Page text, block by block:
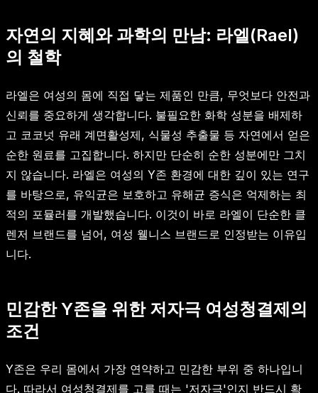
자연의 지혜와 과학의 만남: 라엘(Rael)
의 철학
라엘은 여성의 몸에 직접 닿는 제품인 만큼, 무엇보다 안전과
신뢰를 중요하게 생각합니다. 불필요한 화학 성분을 배제하
고 코코넛 유래 계면활성제, 식물성 추출물 등 자연에서 얻은
순한 원료를 고집합니다. 하지만 단순히 순한 성분에만 그치
지 않습니다. 라엘은 여성의 Y존 환경에 대한 깊이 있는 연구
를 바탕으로, 유익균은 보호하고 유해균 증식은 억제하는 최
적의 포뮬러를 개발했습니다. 이것이 바로 라엘이 단순한 클
렌저 브랜드를 넘어, 여성 웰니스 브랜드로 인정받는 이유입
니다.
민감한 Y존을 위한 저자극 여성청결제의
조건
Y존은 우리 몸에서 가장 연약하고 민감한 부위 중 하나입니
다. 따라서 여성청결제를 고를 때는 '저자극'인지 반드시 확